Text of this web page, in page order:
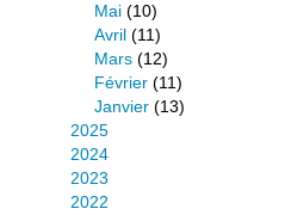
Mai (10)
Avril (11)
Mars (12)
Février (11)
Janvier (13)
2025
2024
2023
2022